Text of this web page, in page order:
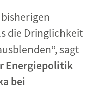
die Dringlichkeit
sagt
Energiepolitik
bei